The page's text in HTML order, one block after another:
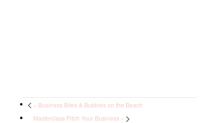
« Business Bites & Bubbles on the Beach
Masterclass Pitch Your Business »